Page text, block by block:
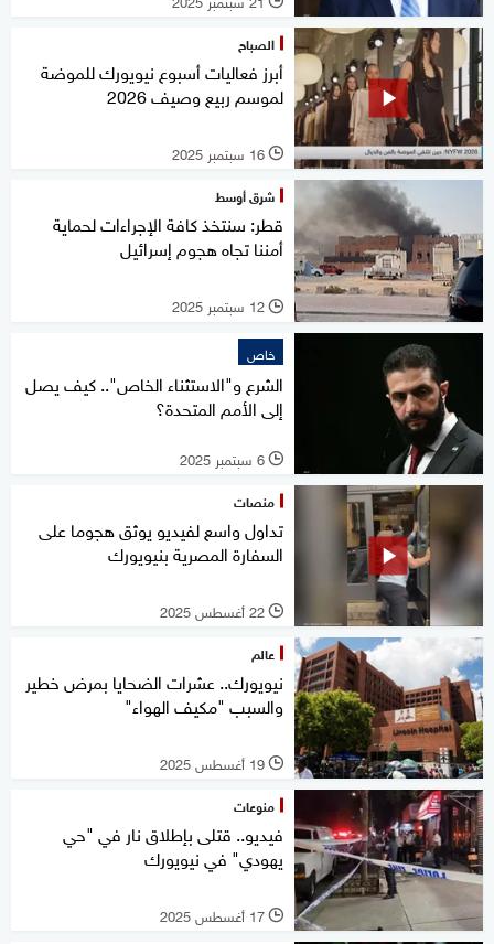
الصباح
أبرز فعاليات أسبوع نيويورك للموضة
لموسم ربيع وصيف 2026
l 16 سبتمبر 2025
شرق أوسط
قطر: سنتخذ كافة الإجراءات لحماية
أمننا تجاه هجوم إسرائيل
l 12 سبتمبر 2025
خاص
الشرع و"الاستثناء الخاص".. كيف يصل
إلى الأمم المتحدة؟
l 6 سبتمبر 2025
منصات
تداول واسع لفيديو يوثق هجوما على
السفارة المصرية بنيويورك
l 22 أغسطس 2025
عالم
نيويورك.. عشرات الضحايا بمرض خطير
والسبب "مكيف الهواء"
l 19 أغسطس 2025
منوعات
فيديو.. قتلى بإطلاق نار في "حي
يهودي" في نيويورك
l 17 أغسطس 2025